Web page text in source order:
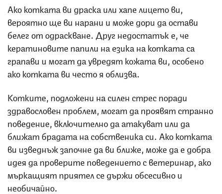
Ако котката ви драска или хапе лицето ви,
вероятно ще ви нарани и може дори да остави
белег от одраскване. Друг недостатък е, че
кератиновите папили на езика на котката са
грапави и могат да увредят кожата ви, особено
ако котката ви често я облизва.
Котките, подложени на силен стрес поради
здравословен проблем, могат да проявят странно
поведение, включително да атакуват или да
ближат брадата на собственика си. Ако котката
ви изведнъж започне да ви ближе, може да е добра
идея да проверите поведението с ветеринар, ако
мъркащият приятел се държи обсесивно и
необичайно.